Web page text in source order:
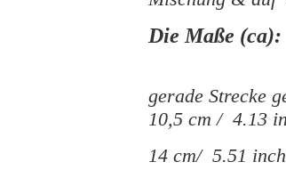
Die Maße (ca):
gerade Strecke
10,5 cm / 4.13
14 cm/ 5.51